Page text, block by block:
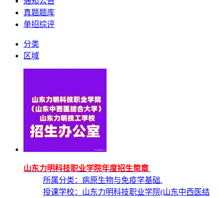
真题题库
单招综评
分类
区域
山东力明科技职业学院年度招生简章
所属分类：病原生物与免疫学基础.
授课学校： 山东力明科技职业学院(山东中西医结